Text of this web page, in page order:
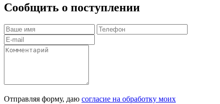
Сообщить о поступлении
Отправляя форму, даю согласие на обработку моих